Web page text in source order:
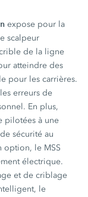
expose pour la
scalpeur
crible de la ligne
atteindre des
pour les carrières.
erreurs de
En plus,
pilotées à une
sécurité au
option, le MSS
électrique.
et de criblage
le